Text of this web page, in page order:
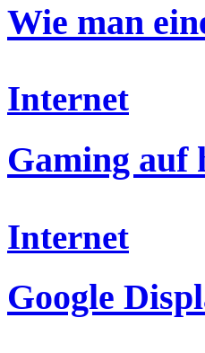
Wie man
Internet
Gaming auf
Internet
Google